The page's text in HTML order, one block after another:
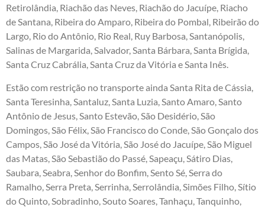
Retirolândia, Riachão das Neves, Riachão do Jacuípe, Riacho
de Santana, Ribeira do Amparo, Ribeira do Pombal, Ribeirão do
Largo, Rio do Antônio, Rio Real, Ruy Barbosa, Santanópolis,
Salinas de Margarida, Salvador, Santa Bárbara, Santa Brígida,
Santa Cruz Cabrália, Santa Cruz da Vitória e Santa Inês.
Estão com restrição no transporte ainda Santa Rita de Cássia,
Santa Teresinha, Santaluz, Santa Luzia, Santo Amaro, Santo
Antônio de Jesus, Santo Estevão, São Desidério, São
Domingos, São Félix, São Francisco do Conde, São Gonçalo dos
Campos, São José da Vitória, São José do Jacuípe, São Miguel
das Matas, São Sebastião do Passé, Sapeaçu, Sátiro Dias,
Saubara, Seabra, Senhor do Bonfim, Sento Sé, Serra do
Ramalho, Serra Preta, Serrinha, Serrolândia, Simões Filho, Sítio
do Quinto, Sobradinho, Souto Soares, Tanhaçu, Tanquinho,